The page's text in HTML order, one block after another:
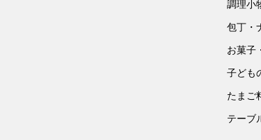
調理小
包丁・
お菓子
子ども
たまご
テーブ